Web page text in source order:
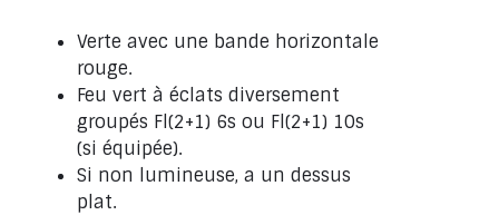
Verte avec une bande horizontale
rouge.
Feu vert à éclats diversement
groupés Fl(2+1) 6s ou Fl(2+1) 10s
(si équipée).
Si non lumineuse, a un dessus
plat.